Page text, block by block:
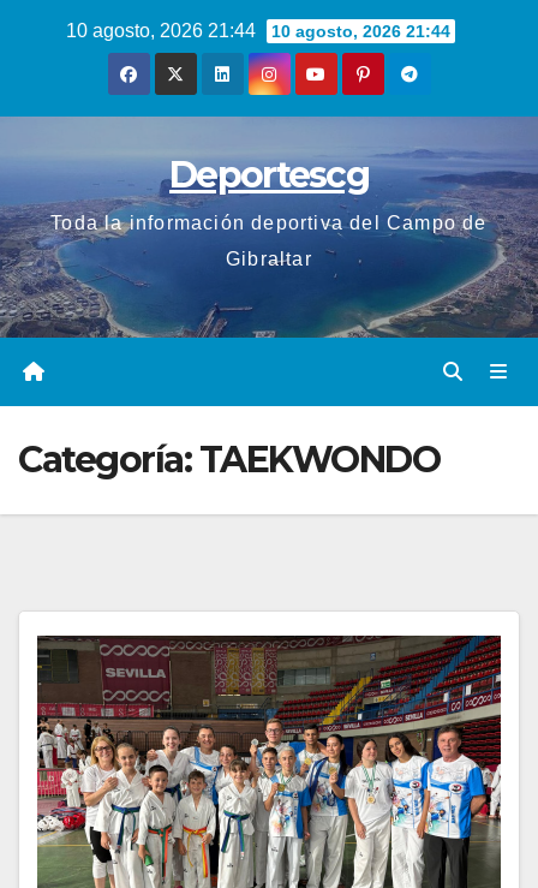
10 agosto, 2026 21:44 10 agosto, 2026 21:44
Deportescg
Toda la información deportiva del Campo de
Gibraltar
Categoría:TAEKWONDO